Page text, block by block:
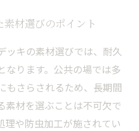
材選びのポイント
ッキの素材選びでは、耐久
なります。公共の場では多
もさらされるため、長期間
素材を選ぶことは不可欠で
理や防虫加工が施されてい